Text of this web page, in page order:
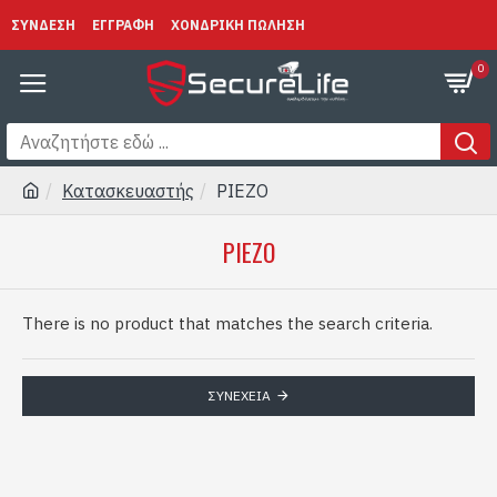
ΣΥΝΔΕΣΗ ΕΓΓΡΑΦΗ ΧΟΝΔΡΙΚΗ ΠΩΛΗΣΗ
0
Κατασκευαστής PIEZO
PIEZO
There is no product that matches the search criteria.
ΣΥΝΈΧΕΙΑ